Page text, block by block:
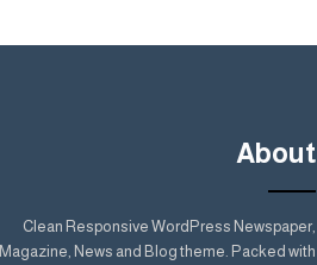
About
Clean Responsive WordPress Newspaper,
Magazine, News and Blog theme. Packed with